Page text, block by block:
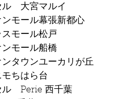
　大宮マルイ
モール幕張新都心
モール松戸
モール船橋
タウンユーカリが丘
ちはら台
　Perie 西千葉